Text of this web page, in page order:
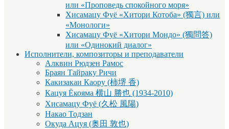
или «Проповедь спокойного моря»
Хисамацу Фуё «Хитори Котоба» (獨言) или
«Монологи»
Хисамацу Фуё «Хитори Мондо» (獨問答)
или «Одинокий диалог»
Исполнители, композиторы и преподаватели
Алквин Рюдзен Рамос
Браян Тайраку Ричи
Какизакаи Каору (柿堺 香)
Кацуя Ёкояма 横山 勝也 (1934-2010)
Хисамацу Фуё (久松 風陽)
Накао Тодзан
Окуда Ацуя (奥田 敦也)